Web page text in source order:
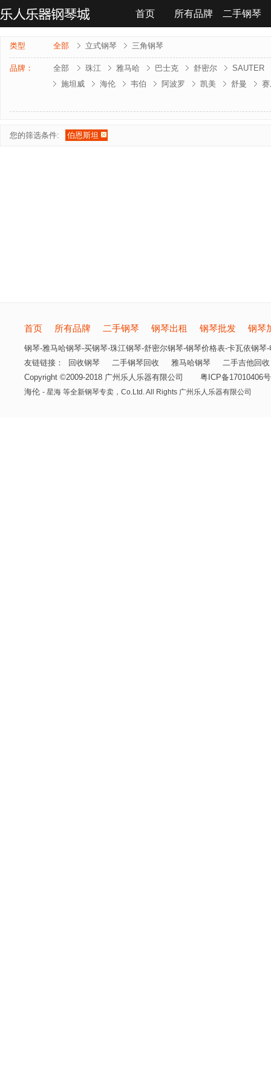
首页 所有品牌 二手钢琴
联系我们
类型 全部 立式钢琴 三角钢琴
品牌： 全部 珠江 雅马哈 巴士克 舒密尔
SAUTER
施坦威
海伦 韦伯 阿波罗 凯美 舒曼
您的筛选条件: 伯恩斯坦
首页 所有品牌 二手钢琴 钢琴出租 钢琴批发 钢琴
钢琴-雅马哈钢琴-买钢琴-珠江钢琴-舒密尔钢琴-钢琴价格表-卡瓦依钢琴
友链链接：
回收钢琴 二手钢琴回收 雅马哈钢琴
二手吉他回收
Copyright ©2009-2018 广州乐人乐器有限公司
粤ICP备17010406
海伦 - 星海 等全新钢琴专卖， Co.Ltd. All Rights 广州乐人乐器有限公司